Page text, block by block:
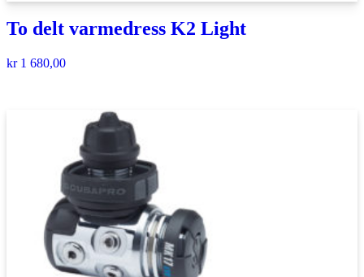
To delt varmedress K2 Light
kr1 680,00